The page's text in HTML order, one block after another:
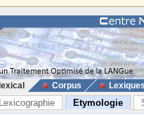
Corpus
Lexicographie Etymologie